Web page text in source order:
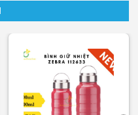
Bình Giữ Nhiệt
điểm qua các đăc điểm nổi
như sau: